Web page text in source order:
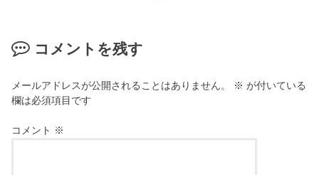
コメントを残す
メールアドレスが公開されることはありません。 ※ が付いている
欄は必須項目です
コメント ※